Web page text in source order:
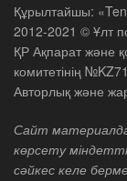
Құрылтайшы:
2012-2021 © Ұлт
ҚР Ақпарат және
комитетінің
Авторлық және
Сайт
көрсету
сәйкес келе